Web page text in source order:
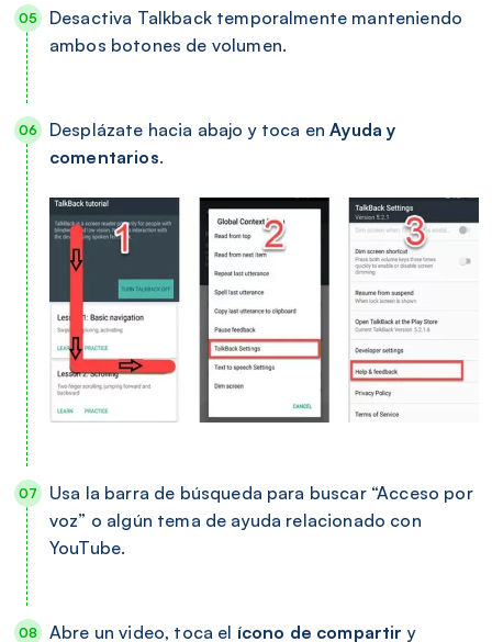
Desactiva Talkback temporalmente manteniendo
ambos botones de volumen.
Desplázate hacia abajo y toca enAyuda y
comentarios.
Usa la barra de búsqueda para buscar “Acceso por
voz” o algún tema de ayuda relacionado con
YouTube.
Abre un video, toca el ícono de compartir y